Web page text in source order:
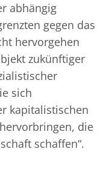
abhängig
gegen das
hervorgehen
zukünftiger
sich
kapitalistischen
die
schaffen“.